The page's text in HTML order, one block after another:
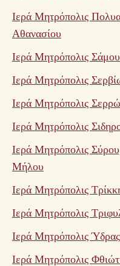
Ιερά Μητρόπολις
Αθανασίου
Ιερά Μητρόπολις Σάμου
Ιερά Μητρόπολις
Ιερά Μητρόπολις
Ιερά Μητρόπολις
Ιερά Μητρόπολις
Μήλου
Ιερά Μητρόπολις
Ιερά Μητρόπολις
Ιερά Μητρόπολις
Ιερά Μητρόπολις